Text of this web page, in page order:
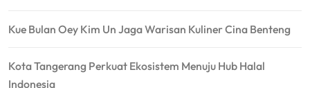
Kue Bulan Oey Kim Un Jaga Warisan Kuliner Cina Benteng
Kota Tangerang Perkuat Ekosistem Menuju Hub Halal
Indonesia